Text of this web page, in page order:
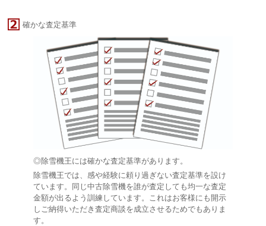
確かな査定基準
◎除雪機王には確かな査定基準があります。
除雪機王では、感や経験に頼り過ぎない査定基準を設け
ています。同じ中古除雪機を誰が査定しても均一な査定
金額が出るよう訓練しています。これはお客様にも開示
しご納得いただき査定商談を成立させるためでもありま
す。